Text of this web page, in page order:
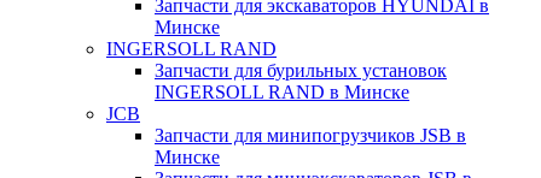
Запчасти для экскаваторов HYUNDAI в
Минске
INGERSOLL RAND
Запчасти для бурильных установок
INGERSOLL RAND в Минске
JCB
Запчасти для минипогрузчиков JSB в
Минске